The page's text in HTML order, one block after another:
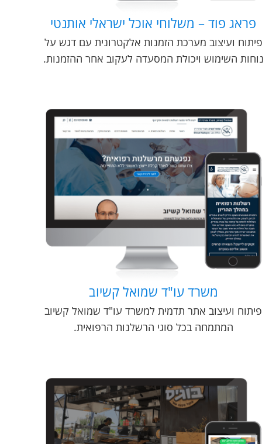
פראג פוד – משלוחי אוכל ישראלי אותנטי
פיתוח ועיצוב מערכת הזמנות אלקטרונית עם דגש על
נוחות השימוש ויכולת המסעדה לעקוב אחר ההזמנות.
משרד עו"ד שמואל קשיוב
פיתוח ועיצוב אתר תדמית למשרד עו"ד שמואל קשיוב
המתמחה בכל סוגי הרשלנות הרפואית.